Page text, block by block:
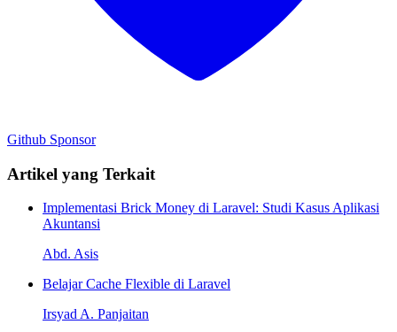
Github Sponsor
Artikel yang Terkait
Implementasi Brick Money di Laravel: Studi Kasus Aplikasi
Akuntansi
Abd. Asis
Belajar Cache Flexible di Laravel
Irsyad A. Panjaitan